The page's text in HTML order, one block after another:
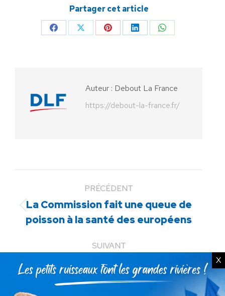
Partager cet article
PartagerPartagerPartagerPartagerPartager
Auteur : Debout La France
https://debout-la-france.fr/
PRÉCÉDENT
Article
précédent
La Commission fait une queue de
poisson à la santé des européens
SUIVANT
Article
suivant
Petit Manuel d’éducation à
l’attention des citoyens dont le
X